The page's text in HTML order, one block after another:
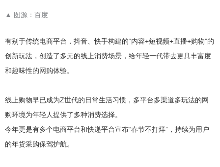
▲ 图源：百度
有别于传统电商平台，抖音、快手构建的“内容+短视频+直播+购物”的
创新玩法，创造了多元的线上消费场景，给年轻一代带去更具丰富度
和趣味性的网购体验。
线上购物早已成为Z世代的日常生活习惯，多平台多渠道多玩法的网
购环境为年轻人提供了多种消费选择。
今年更是有多个电商平台和快递平台宣布“春节不打烊”，持续为用户
的年货采购保驾护航。